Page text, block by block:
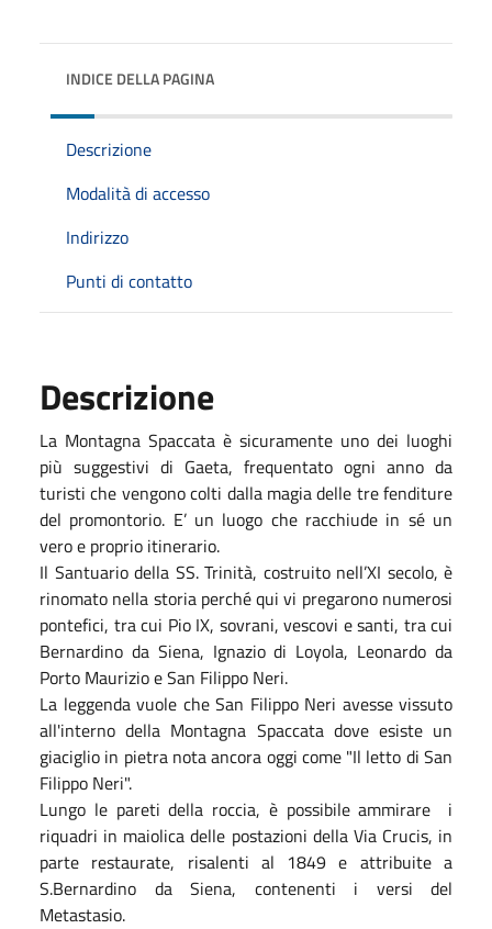
INDICE DELLA PAGINA
Descrizione
Modalità di accesso
Indirizzo
Punti di contatto
Descrizione
La Montagna Spaccata è sicuramente uno dei luoghi
più suggestivi di Gaeta, frequentato ogni anno da
turisti che vengono colti dalla magia delle tre fenditure
del promontorio. E’ un luogo che racchiude in sé un
vero e proprio itinerario.
Il Santuario della SS. Trinità, costruito nell’XI secolo, è
rinomato nella storia perché qui vi pregarono numerosi
pontefici, tra cui Pio IX, sovrani, vescovi e santi, tra cui
Bernardino da Siena, Ignazio di Loyola, Leonardo da
Porto Maurizio e San Filippo Neri.
La leggenda vuole che San Filippo Neri avesse vissuto
all'interno della Montagna Spaccata dove esiste un
giaciglio in pietra nota ancora oggi come "Il letto di San
Filippo Neri".
Lungo le pareti della roccia, è possibile ammirare i
riquadri in maiolica delle postazioni della Via Crucis, in
parte restaurate, risalenti al 1849 e attribuite a
S.Bernardino da Siena, contenenti i versi del
Metastasio.